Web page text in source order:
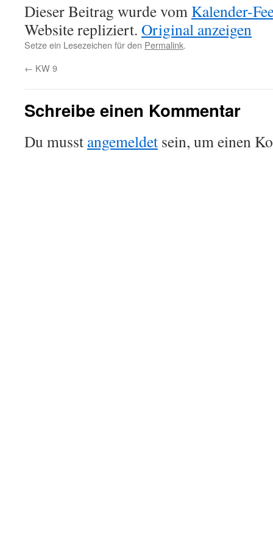
Dieser Beitrag wurde vom Kalender-
Website repliziert. Original anzeigen
Setze ein Lesezeichen für den Permalink.
← KW 9
Schreibe einen Kommentar
Du musst angemeldet sein, um einen